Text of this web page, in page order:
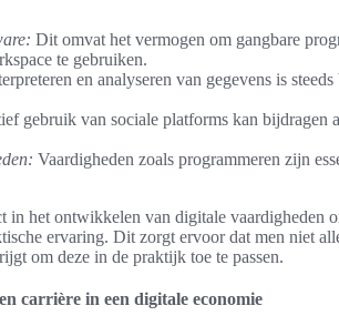
Dit omvat het vermogen om gangbare
te gebruiken.
en analyseren van gegevens is
gebruik van sociale platforms kan bijdragen
Vaardigheden zoals programmeren zijn
in het ontwikkelen van digitale vaardigheden
ervaring. Dit zorgt ervoor dat men niet
om deze in de praktijk toe te passen.
carrière in een digitale economie